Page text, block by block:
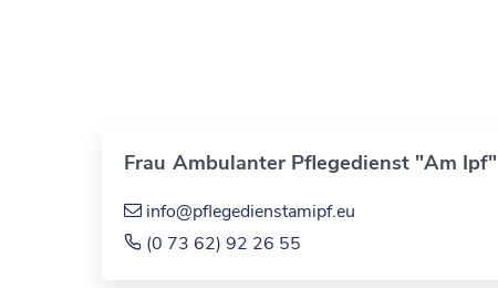
Frau Ambulanter Pflegedienst "Am Ipf"
info@pflegedienstamipf.eu
(0 73 62) 92 26 55